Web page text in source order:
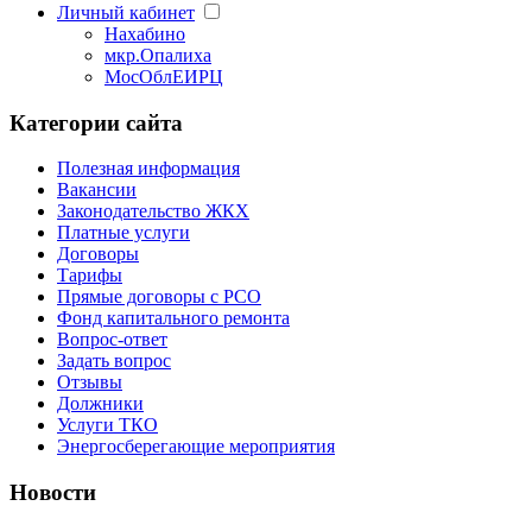
Личный кабинет
Нахабино
мкр.Опалиха
МосОблЕИРЦ
Категории сайта
Полезная информация
Вакансии
Законодательство ЖКХ
Платные услуги
Договоры
Тарифы
Прямые договоры с РСО
Фонд капитального ремонта
Вопрос-ответ
Задать вопрос
Отзывы
Должники
Услуги ТКО
Энергосберегающие мероприятия
Новости